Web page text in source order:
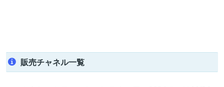
販売チャネル一覧